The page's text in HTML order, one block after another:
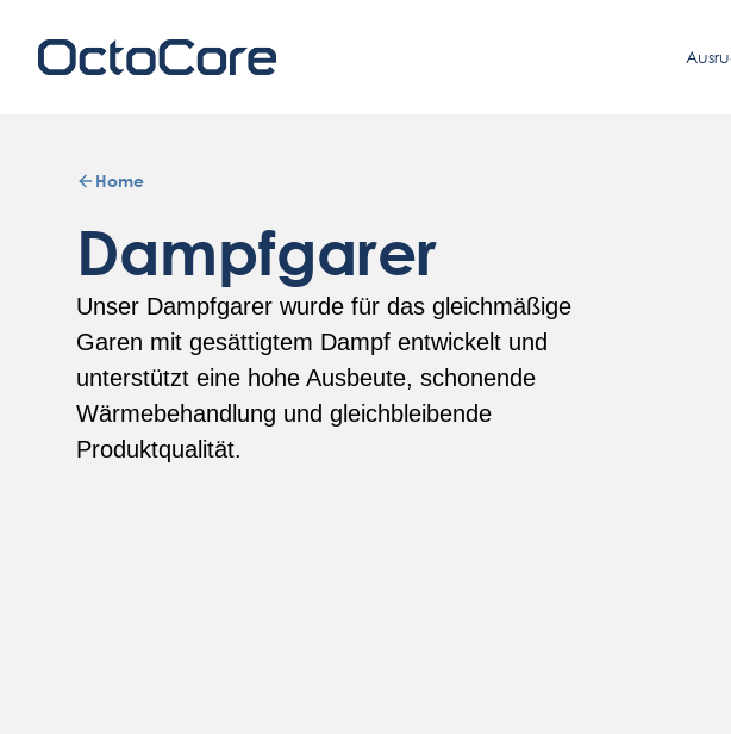
Home
Dampfgarer
Unser Dampfgarer wurde für das gleichmäßige
Garen mit gesättigtem Dampf entwickelt und
unterstützt eine hohe Ausbeute, schonende
Wärmebehandlung und gleichbleibende
Produktqualität.